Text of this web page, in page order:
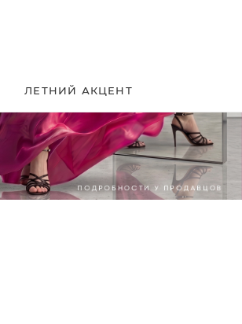
ЛЕТНИЙ АКЦЕНТ